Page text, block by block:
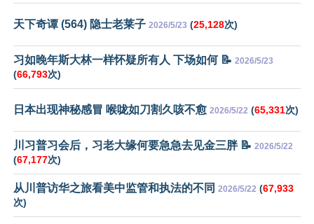
天下奇谭 (564) 隐士老莱子 2026/5/23 (25,128次)
习如晚年斯大林一样怀疑所有人 下场如何 📝 2026/5/23
(66,793次)
日本出现神秘感冒 喉咙如刀割久咳不愈 2026/5/22 (65,331次)
川习普习会后，习老大缘何要急急去见金三胖 📝 2026/5/22
(67,177次)
从川普访华之旅看美中监管和执法的不同 2026/5/22 (67,933
次)